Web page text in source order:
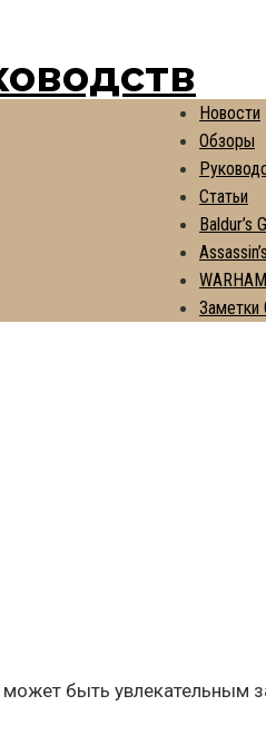
Новости
Обзоры
Статьи
Baldur’s
Заметки
быть увлекательным